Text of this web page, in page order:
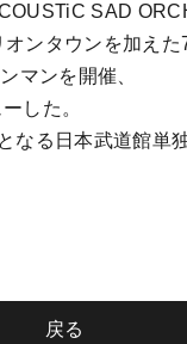
SAD
ンタウンを加え
マンを開催、
した。
る日本武道館単
戻る